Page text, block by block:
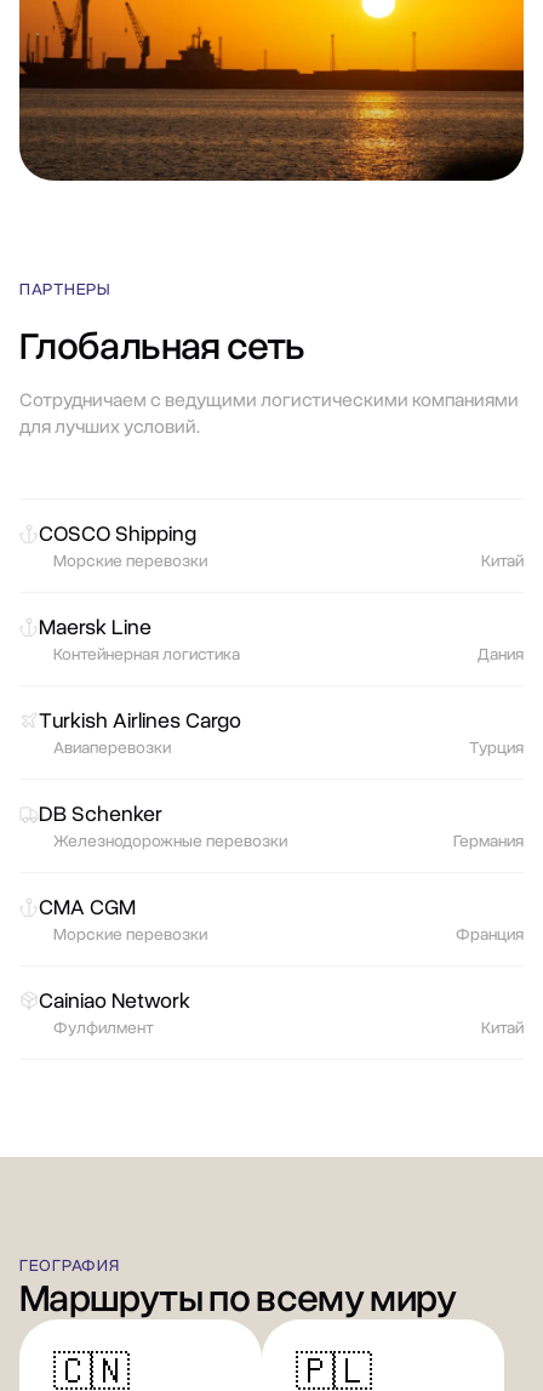
ПАРТНЕРЫ
Глобальная сеть
Сотрудничаем с ведущими логистическими компаниями
для лучших условий.
COSCO Shipping
Морские перевозки Китай
Maersk Line
Контейнерная логистика Дания
Turkish Airlines Cargo
Авиаперевозки Турция
DB Schenker
Железнодорожные перевозки Германия
CMA CGM
Морские перевозки Франция
Cainiao Network
Фулфилмент Китай
ГЕОГРАФИЯ
Маршруты по всему миру
🇨🇳
🇵🇱